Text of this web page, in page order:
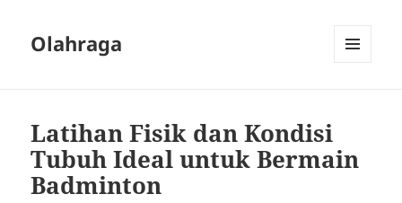
Olahraga
Latihan Fisik dan Kondisi
Tubuh Ideal untuk Bermain
Badminton